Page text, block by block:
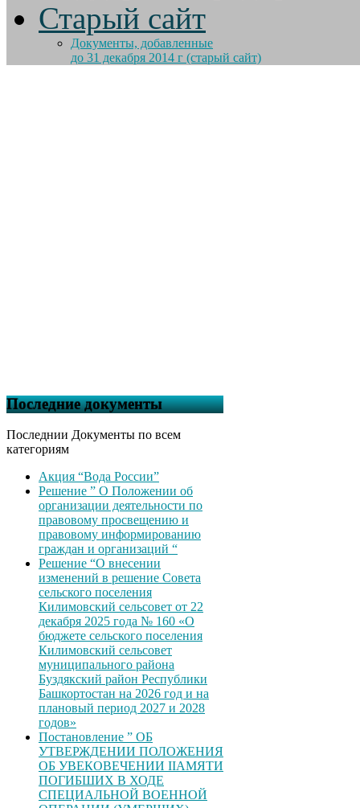
Старый сайт
Документы, добавленные
до 31 декабря 2014 г (старый сайт)
Последние документы
Последнии Документы по всем
категориям
Акция “Вода России”
Решение ” О Положении об
организации деятельности по
правовому просвещению и
правовому информированию
граждан и организаций “
Решение “О внесении
изменений в решение Совета
сельского поселения
Килимовский сельсовет от 22
декабря 2025 года № 160 «О
бюджете сельского поселения
Килимовский сельсовет
муниципального района
Буздякский район Республики
Башкортостан на 2026 год и на
плановый период 2027 и 2028
годов»
Постановление ” ОБ
УТВЕРЖДЕНИИ ПОЛОЖЕНИЯ
ОБ УВЕКОВЕЧЕНИИ ІІАМЯТИ
ПОГИБШИХ В ХОДЕ
СПЕЦИАЛЬНОЙ ВОЕННОЙ